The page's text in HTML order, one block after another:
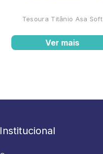
Tesoura Titânio Asa Soft
Ver mais
Institucional